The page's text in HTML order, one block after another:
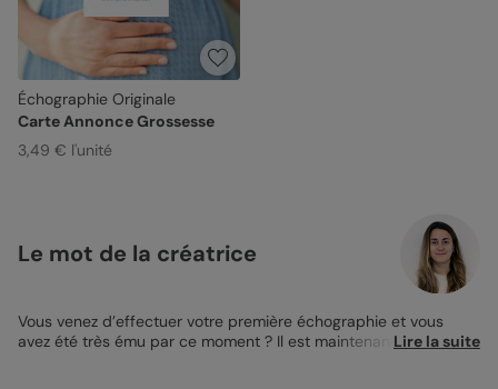
Échographie Originale
Carte Annonce Grossesse
3,49 € l'unité
Le mot de la créatrice
Vous venez d’effectuer votre première échographie et vous
avez été très ému par ce moment ? Il est maintenant temps de
Lire la suite